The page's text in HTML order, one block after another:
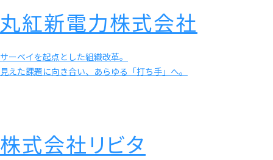
丸紅新電力株式会社
サーベイを起点とした組織改革。
見えた課題に向き合い、あらゆる「打ち手」へ。
株式会社リビタ